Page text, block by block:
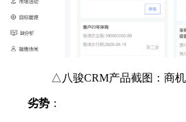
△八骏CRM产品截图：商
劣势 ：